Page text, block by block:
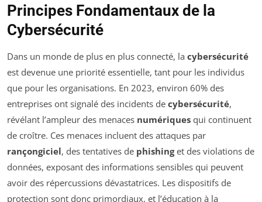
Principes Fondamentaux de la
Cybersécurité
Dans un monde de plus en plus connecté, la cybersécurité
est devenue une priorité essentielle, tant pour les individus
que pour les organisations. En 2023, environ 60% des
entreprises ont signalé des incidents de cybersécurité,
révélant l’ampleur des menaces numériques qui continuent
de croître. Ces menaces incluent des attaques par
rançongiciel, des tentatives de phishinget des violations de
données, exposant des informations sensibles qui peuvent
avoir des répercussions dévastatrices. Les dispositifs de
protection sont donc primordiaux, et l’éducation à la